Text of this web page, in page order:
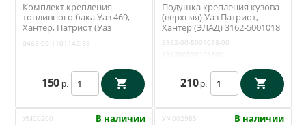
Комплект крепления
топливного бака Уаз 469,
Хантер, Патриот (Уаз
0469-00-1101142-95
150 р.
Подушка крепления кузова
(верхняя) Уаз Патриот,
Хантер (ЭЛАД) 3162-5001018
3162-00-5001018-00
316200500101800
210 р.
УМ00200 В наличии УМ002985 В наличии